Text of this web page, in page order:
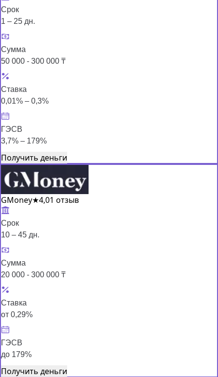
Срок
1 – 25 дн.
Сумма
50 000 - 300 000 ₸
Ставка
0,01% – 0,3%
ГЭСВ
3,7% – 179%
Получить деньги
GMoney★4,01 отзыв
Срок
10 – 45 дн.
Сумма
20 000 - 300 000 ₸
Ставка
от 0,29%
ГЭСВ
до 179%
Получить деньги